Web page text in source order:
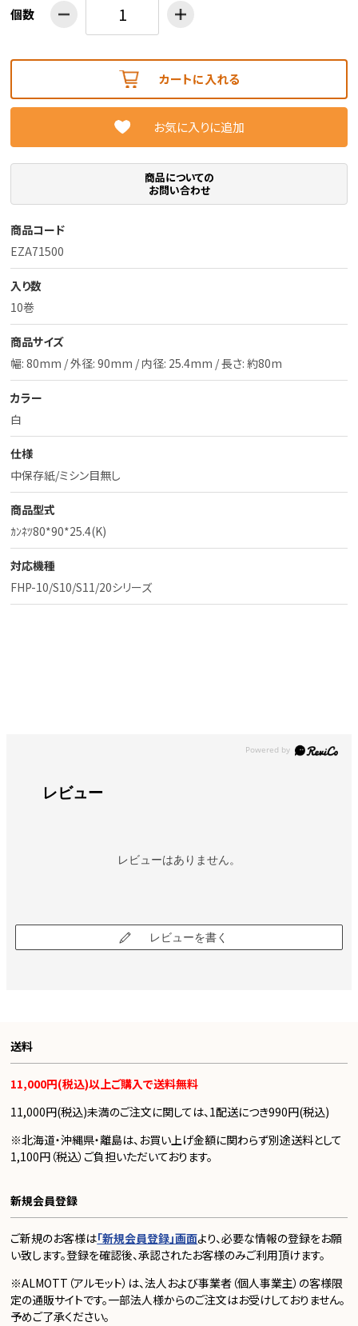
個数
カートに入れる
お気に入りに追加
商品についての
お問い合わせ
商品コード
EZA71500
入り数
10巻
商品サイズ
幅: 80mm / 外径: 90mm / 内径: 25.4mm / 長さ: 約80m
カラー
白
仕様
中保存紙/ミシン目無し
商品型式
ｶﾝﾈﾂ80*90*25.4(K)
対応機種
FHP-10/S10/S11/20シリーズ
レビュー
レビューはありません。
レビューを書く
送料
11,000円(税込)以上ご購入で送料無料
11,000円(税込)未満のご注文に関しては、1配送につき990円(税込)
※北海道・沖縄県・離島は、お買い上げ金額に関わらず別途送料として
1,100円（税込）ご負担いただいております。
新規会員登録
ご新規のお客様は「新規会員登録」画面より、必要な情報の登録をお願
い致します。登録を確認後、承認されたお客様のみご利用頂けます。
※ALMOTT（アルモット）は、法人および事業者（個人事業主）の客様限
定の通販サイトです。一部法人様からのご注文はお受けしておりません。
予めご了承ください。